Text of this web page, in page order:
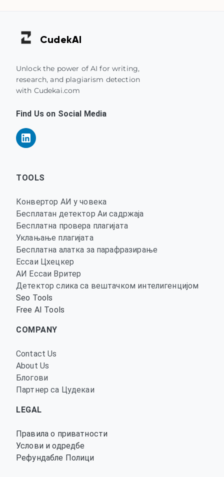
CudekAI
Unlock the power of AI for writing,
research, and plagiarism detection
with Cudekai.com
Find Us on Social Media
TOOLS
Конвертор АИ у човека
Бесплатан детектор Аи садржаја
Бесплатна провера плагијата
Уклањање плагијата
Бесплатна алатка за парафразирање
Ессаи Цхецкер
АИ Ессаи Вритер
Детектор слика са вештачком интелигенцијом
Seo Tools
Free AI Tools
COMPANY
Contact Us
About Us
Блогови
Партнер са Цудекаи
LEGAL
Правила о приватности
Услови и одредбе
Рефундабле Полици